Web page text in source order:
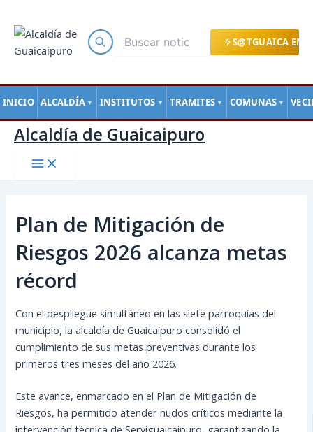
S@TGUAICA EN
INICIO ALCALDÍA ▼ INSTITUTOS ▼ TRAMITES ▼ COMUNAS ▼
contenido
Alcaldía de Guaicaipuro
Plan de Mitigación de
Riesgos 2026 alcanza metas
récord
Con el despliegue simultáneo en las siete parroquias del
municipio, la alcaldía de Guaicaipuro consolidó el
cumplimiento de sus metas preventivas durante los
primeros tres meses del año 2026.
Este avance, enmarcado en el Plan de Mitigación de
Riesgos, ha permitido atender nudos críticos mediante la
intervención técnica de Serviguaicaipuro, garantizando la
de
entradas